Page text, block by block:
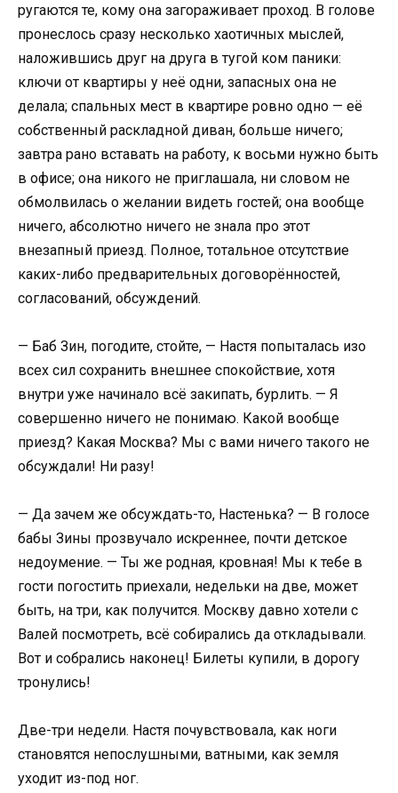
ругаются те, кому она загораживает проход. В голове
пронеслось сразу несколько хаотичных мыслей,
наложившись друг на друга в тугой ком паники:
ключи от квартиры у неё одни, запасных она не
делала; спальных мест в квартире ровно одно — её
собственный раскладной диван, больше ничего;
завтра рано вставать на работу, к восьми нужно быть
в офисе; она никого не приглашала, ни словом не
обмолвилась о желании видеть гостей; она вообще
ничего, абсолютно ничего не знала про этот
внезапный приезд. Полное, тотальное отсутствие
каких-либо предварительных договорённостей,
согласований, обсуждений.
— Баб Зин, погодите, стойте, — Настя попыталась изо
всех сил сохранить внешнее спокойствие, хотя
внутри уже начинало всё закипать, бурлить. — Я
совершенно ничего не понимаю. Какой вообще
приезд? Какая Москва? Мы с вами ничего такого не
обсуждали! Ни разу!
— Да зачем же обсуждать-то, Настенька? — В голосе
бабы Зины прозвучало искреннее, почти детское
недоумение. — Ты же родная, кровная! Мы к тебе в
гости погостить приехали, недельки на две, может
быть, на три, как получится. Москву давно хотели с
Валей посмотреть, всё собирались да откладывали.
Вот и собрались наконец! Билеты купили, в дорогу
тронулись!
Две-три недели. Настя почувствовала, как ноги
становятся непослушными, ватными, как земля
уходит из-под ног.